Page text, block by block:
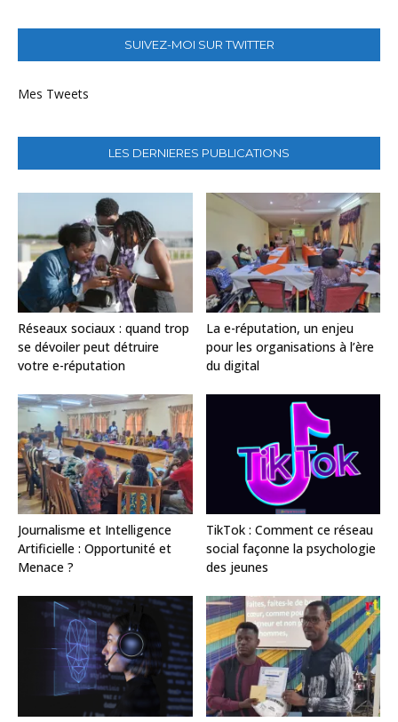
SUIVEZ-MOI SUR TWITTER
Mes Tweets
LES DERNIERES PUBLICATIONS
Réseaux sociaux : quand trop
se dévoiler peut détruire
votre e-réputation
La e-réputation, un enjeu
pour les organisations à l’ère
du digital
Journalisme et Intelligence
Artificielle : Opportunité et
Menace ?
TikTok : Comment ce réseau
social façonne la psychologie
des jeunes